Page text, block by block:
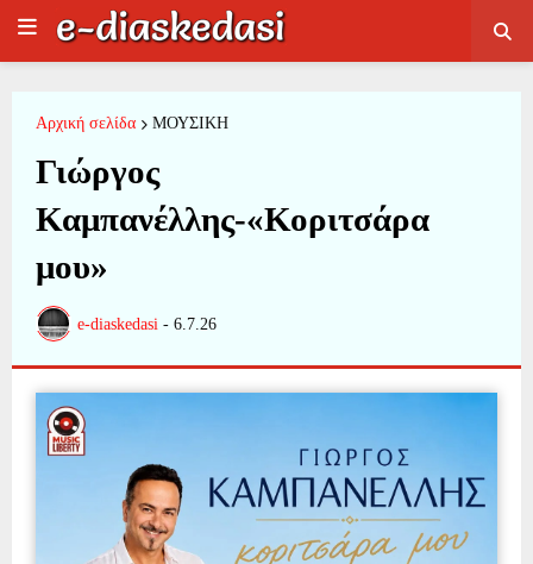
Αρχική σελίδα ΜΟΥΣΙΚΗ
Γιώργος
Καμπανέλλης-«Κοριτσάρα
μου»
e-diaskedasi - 6.7.26